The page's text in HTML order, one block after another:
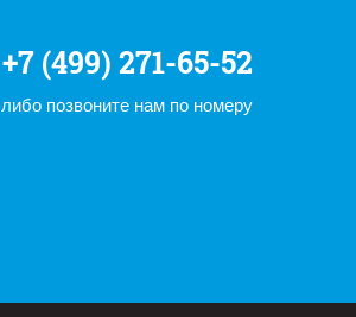
+7 (499) 271-65-52
либо позвоните нам по номеру